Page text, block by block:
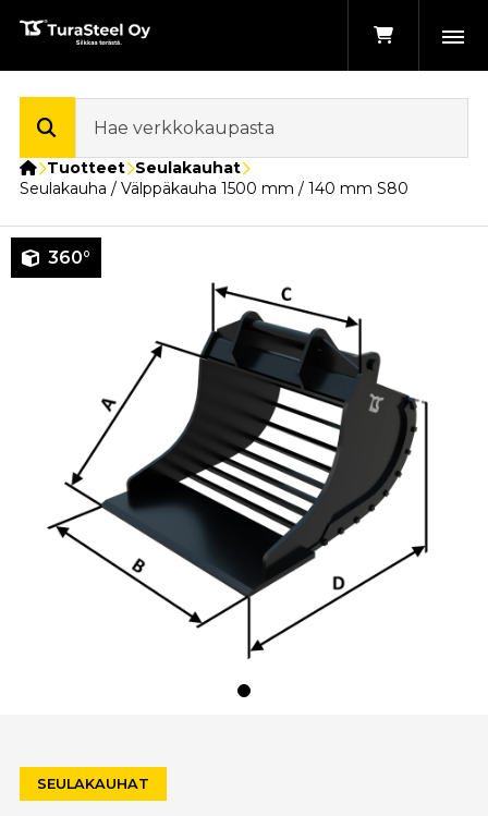
Etusivu
Tuotteet Seulakauhat
Seulakauha / Välppäkauha 1500 mm / 140 mm S80
360°
SEULAKAUHAT